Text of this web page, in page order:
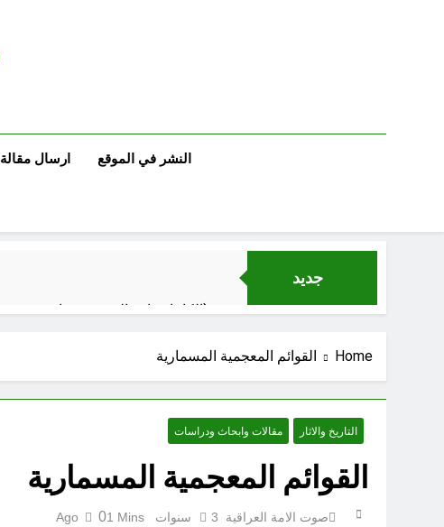
النشر في الموقع ارسال مقالة
جديد
الكاتبان باقر الزبيدي ورياض سعد يحذران من الجولاني (ح 1) (وإذا كنت فيهم فأقمت لهم الصلاة فلتقم طائفة منهم معك وليأخذوا أٍسلحتهم)
Home القوائم المعجمية المسمارية
التاريخ والاثار مقالات وابحاث ودراسات
القوائم المعجمية المسمارية
صوت الامة العراقية 3 سنوات Ago 01 Mins